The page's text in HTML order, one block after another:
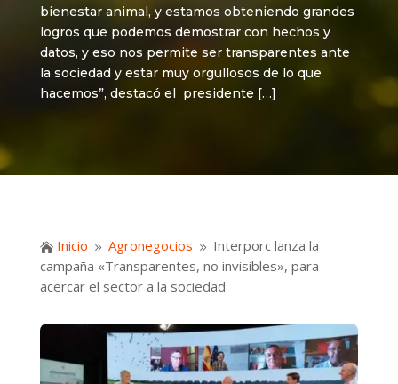
bienestar animal, y estamos obteniendo grandes
logros que podemos demostrar con hechos y
datos, y eso nos permite ser transparentes ante
la sociedad y estar muy orgullosos de lo que
hacemos”, destacó el presidente […]
 Inicio 9 Agronegocios 9 Interporc lanza la
campaña «Transparentes, no invisibles», para
acercar el sector a la sociedad